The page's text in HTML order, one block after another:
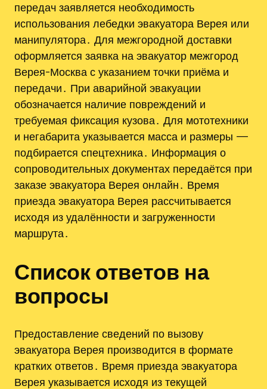
передач заявляется необходимость
использования лебедки эвакуатора Верея или
манипулятора․ Для межгородной доставки
оформляется заявка на эвакуатор межгород
Верея-Москва с указанием точки приёма и
передачи․ При аварийной эвакуации
обозначается наличие повреждений и
требуемая фиксация кузова․ Для мототехники
и негабарита указывается масса и размеры —
подбирается спецтехника․ Информация о
сопроводительных документах передаётся при
заказе эвакуатора Верея онлайн․ Время
приезда эвакуатора Верея рассчитывается
исходя из удалённости и загруженности
маршрута․
Список ответов на
вопросы
Предоставление сведений по вызову
эвакуатора Верея производится в формате
кратких ответов․ Время приезда эвакуатора
Верея указывается исходя из текущей